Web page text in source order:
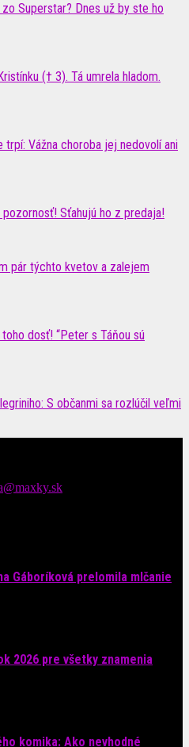
Superstar? Dnes už by ste ho
(† 3). Tá umrela hladom.
trpí: Vážna choroba jej nedovolí ani
Sťahujú ho z predaja!
pár týchto kvetov a zalejem
dosť! “Peter s Táňou sú
S občanmi sa rozlúčil veľmi
Gáboríková prelomila mlčanie
2026 pre všetky znamenia
komika: Ako nevhodné